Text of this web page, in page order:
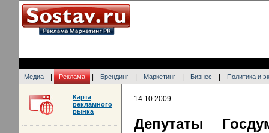
Медиа Реклама Брендинг Маркетинг Бизнес Политика и
14.10.2009
Депутаты
Карта
рекламного
рынка